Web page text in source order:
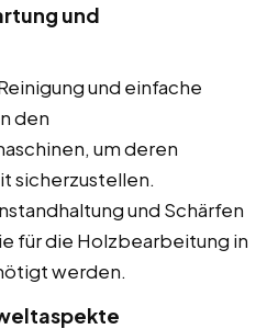
und
und einfache
den
um deren
sicherzustellen.
und Schärfen
für die Holzbearbeitung in
werden.